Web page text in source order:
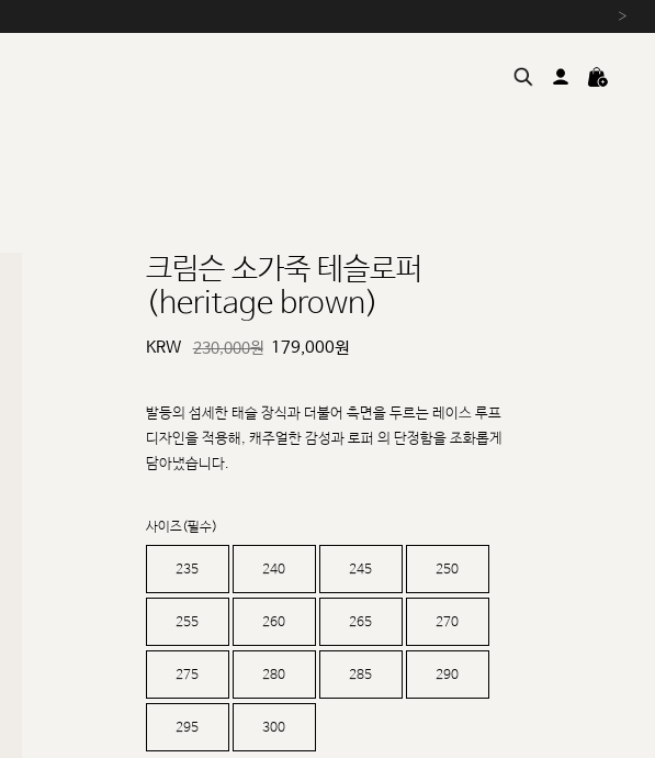
›
크림슨 소가죽 테슬로퍼
(heritage brown)
KRW 230,000원 179,000원
발등의 섬세한 태슬 장식과 더불어 측면을 두르는 레이스 루프
디자인을 적용해, 캐주얼한 감성과 로퍼 의 단정함을 조화롭게
담아냈습니다.
사이즈(필수)
235 240 245 250
255 260 265 270
275 280 285 290
295 300